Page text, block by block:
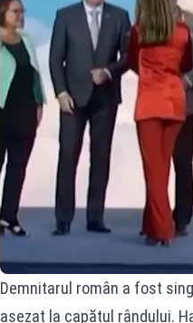
Demnitarul român a fost
așezat la capătul rândului.